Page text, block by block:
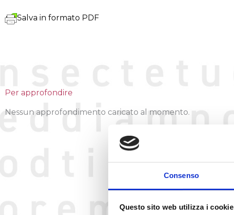
Consenso
Questo sito web utilizza i cookie
Salva in formato PDF
Per approfondire
Nessun approfondimento caricato al momento.